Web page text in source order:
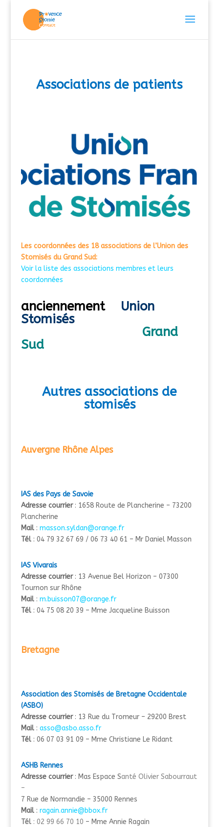
Associations de patients
Les coordonnées des 18 associations de l’Union des
Stomisés du Grand Sud:
Voir la liste des associations membres et leurs
coordonnées
anciennementUnion
Stomisés
Grand
Sud
Autres associations de
stomisés
Auvergne Rhône Alpes
IAS des Pays de Savoie
Adresse courrier: 1658 Route de Plancherine – 73200
Plancherine
Mail: masson.syldan@orange.fr
Tél: 04 79 32 67 69 / 06 73 40 61 – Mr Daniel Masson
IAS Vivarais
Adresse courrier: 13 Avenue Bel Horizon – 07300
Tournon sur Rhône
Mail: m.buisson07@orange.fr
Tél: 04 75 08 20 39 – Mme Jacqueline Buisson
Bretagne
Association des Stomisés de Bretagne Occidentale
(ASBO)
Adresse courrier: 13 Rue du Tromeur – 29200 Brest
Mail: asso@asbo.asso.fr
Tél: 06 07 03 91 09 – Mme Christiane Le Ridant
ASHB Rennes
Adresse courrier: Mas Espace Santé Olivier Sabourraut
–
7 Rue de Normandie – 35000 Rennes
Mail: ragain.annie@bbox.fr
Tél: 02 99 66 70 10 – Mme Annie Ragain